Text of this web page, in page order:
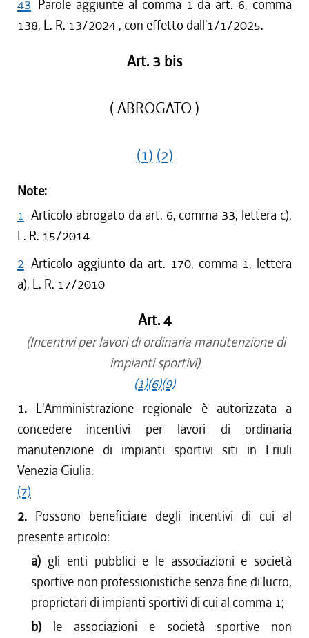
43 Parole aggiunte al comma 1 da art. 6, comma
138, L. R. 13/2024 , con effetto dall'1/1/2025.
Art. 3 bis
( ABROGATO )
(1) (2)
Note:
1 Articolo abrogato da art. 6, comma 33, lettera c),
L. R. 15/2014
2 Articolo aggiunto da art. 170, comma 1, lettera
a), L. R. 17/2010
Art. 4
(Incentivi per lavori di ordinaria manutenzione di
impianti sportivi)
(1)(6)(9)
1. L'Amministrazione regionale è autorizzata a
concedere incentivi per lavori di ordinaria
manutenzione di impianti sportivi siti in Friuli
Venezia Giulia.
(7)
2. Possono beneficiare degli incentivi di cui al
presente articolo:
a) gli enti pubblici e le associazioni e società
sportive non professionistiche senza fine di lucro,
proprietari di impianti sportivi di cui al comma 1;
b) le associazioni e società sportive non